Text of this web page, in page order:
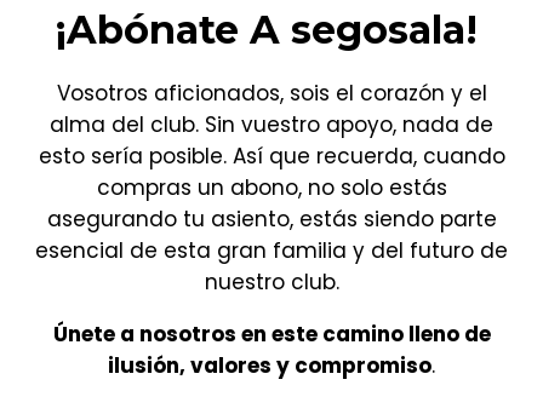
¡Abónate A segosala!
Vosotros aficionados, sois el corazón y el
alma del club. Sin vuestro apoyo, nada de
esto sería posible. Así que recuerda, cuando
compras un abono, no solo estás
asegurando tu asiento, estás siendo parte
esencial de esta gran familia y del futuro de
nuestro club.
Únete a nosotros en este camino lleno de
ilusión, valores y compromiso.